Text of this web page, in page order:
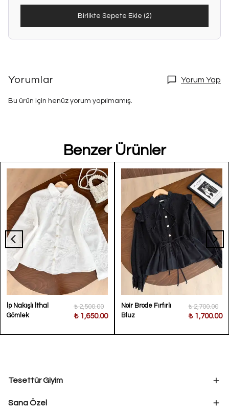
Birlikte Sepete Ekle (2)
Yorumlar Yorum Yap
Bu ürün için henüz yorum yapılmamış.
Benzer Ürünler
İp Nakışlı İthal
Gömlek
₺ 2,500.00
₺ 1,650.00
Noir Brode Fırfırlı
Bluz
₺ 2,700.00
₺ 1,700.00
Tesettür Giyim
Sana Özel